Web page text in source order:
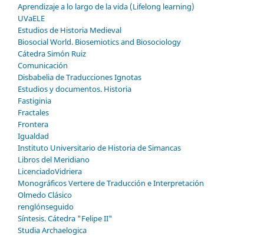
Aprendizaje a lo largo de la vida (Lifelong learning)
UVaELE
Estudios de Historia Medieval
Biosocial World. Biosemiotics and Biosociology
Cátedra Simón Ruiz
Comunicación
Disbabelia de Traducciones Ignotas
Estudios y documentos. Historia
Fastiginia
Fractales
Frontera
Igualdad
Instituto Universitario de Historia de Simancas
Libros del Meridiano
LicenciadoVidriera
Monográficos Vertere de Traducción e Interpretación
Olmedo Clásico
renglónseguido
Síntesis. Cátedra "Felipe II"
Studia Archaelogica